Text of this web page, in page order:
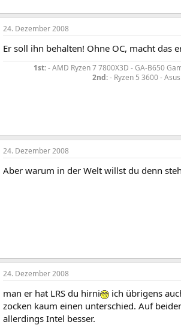
24. Dezember 2008
Er soll ihn behalten! Ohne OC, macht das
1st:- AMD Ryzen 7 7800X3D - GA-B650
2nd:- Ryzen 5 3600 -
24. Dezember 2008
Aber warum in der Welt willst du denn
24. Dezember 2008
man er hat LRS du hirni
ich übrigens
zocken kaum einen unterschied. Auf
allerdings Intel besser.